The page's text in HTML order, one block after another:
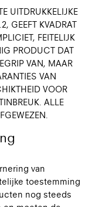
UITDRUKKELIJKE
GEEFT KVADRAT
FEITELIJK
PRODUCT DAT
VAN, MAAR
VAN
VOOR
ALLE
van
toestemming
nog steeds